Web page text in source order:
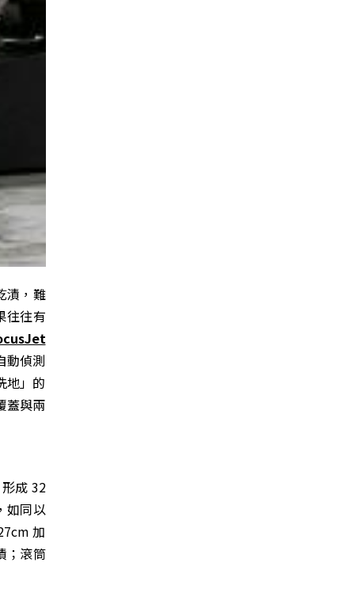
漬，難
往往有
動偵測
地」的
蓋與兩
成 32
如同以
加
；滾筒